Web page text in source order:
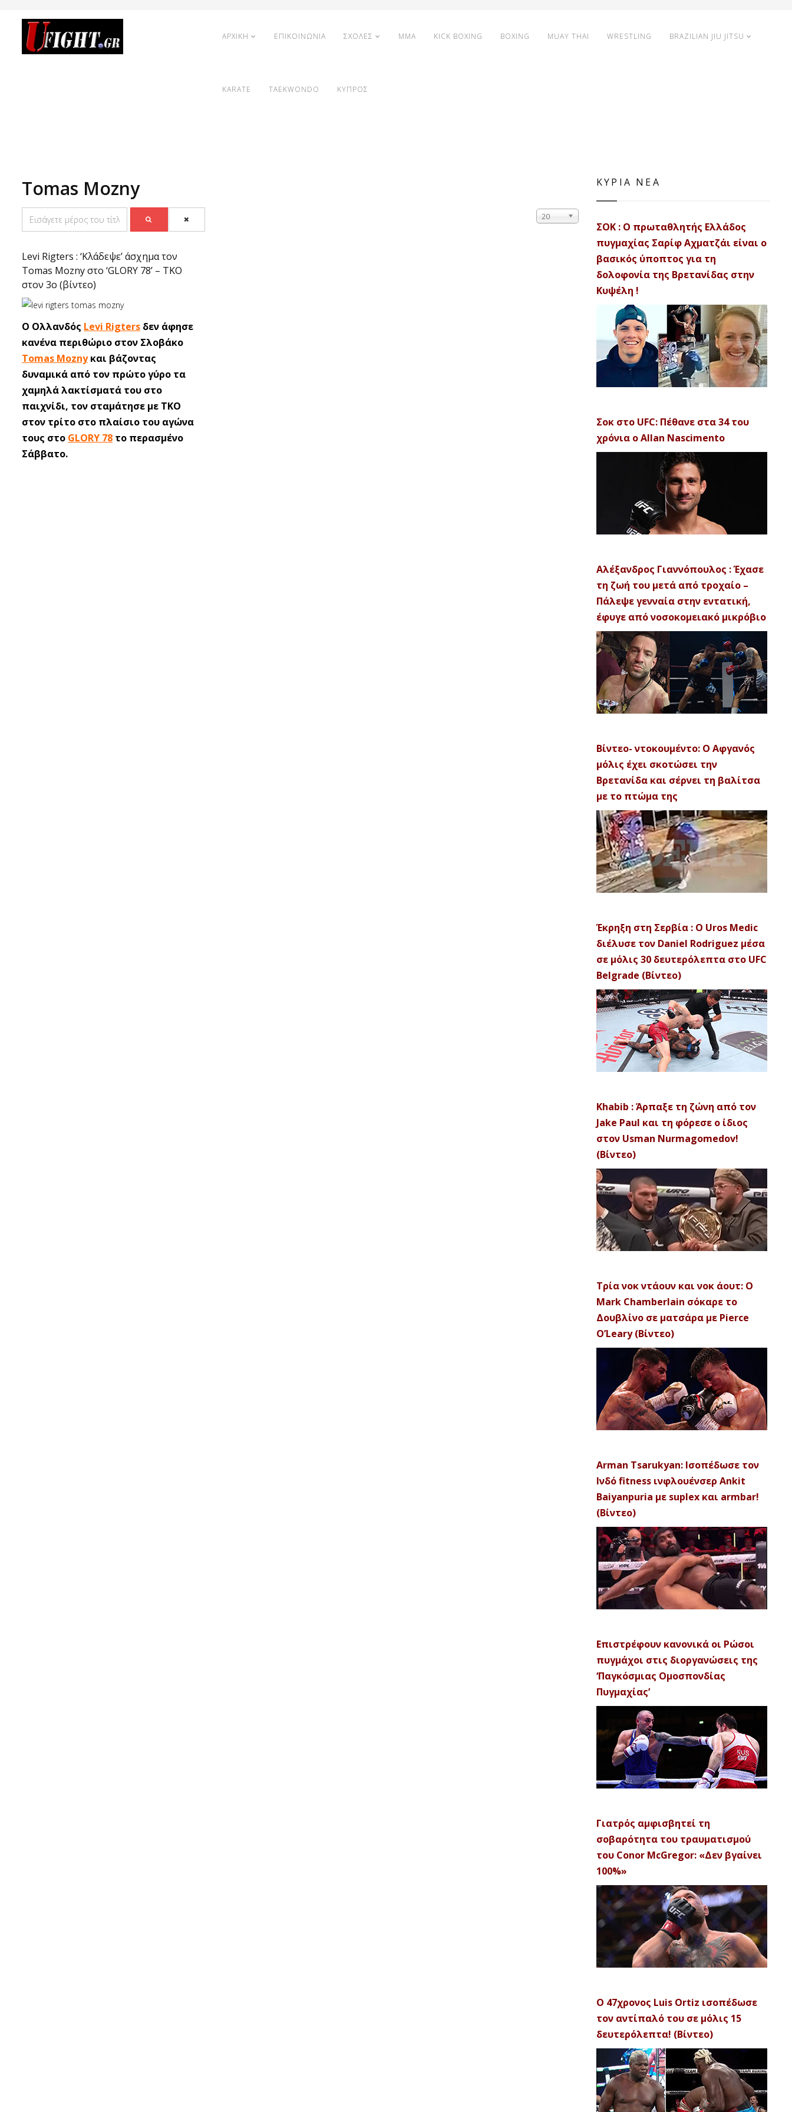
ΑΡΧΙΚΗ ΕΠΙΚΟΙΝΩΝΙΑ ΣΧΟΛΕΣ MMA KICK BOXING BOXING MUAY THAI WRESTLING BRAZILIAN JIU JITSU
KARATE TAEKWONDO ΚΥΠΡΟΣ
Tomas Mozny
20
Levi Rigters : ‘Κλάδεψε’ άσχημα τον
Tomas Mozny στο ‘GLORY 78’ – TKO
στον 3ο (βίντεο)
Ο Ολλανδός Levi Rigters δεν άφησε
κανένα περιθώριο στον Σλοβάκο
Tomas Moznyκαι βάζοντας
δυναμικά από τον πρώτο γύρο τα
χαμηλά λακτίσματά του στο
παιχνίδι, τον σταμάτησε με ΤΚΟ
στον τρίτο στο πλαίσιο του αγώνα
τους στο GLORY 78 το περασμένο
Σάββατο.
ΚΥΡΙΑ ΝΕΑ
ΣΟΚ : Ο πρωταθλητής Ελλάδος
πυγμαχίας Σαρίφ Αχματζάι είναι ο
βασικός ύποπτος για τη
δολοφονία της Βρετανίδας στην
Κυψέλη !
Σοκ στο UFC: Πέθανε στα 34 του
χρόνια ο Allan Nascimento
Αλέξανδρος Γιαννόπουλος : Έχασε
τη ζωή του μετά από τροχαίο –
Πάλεψε γενναία στην εντατική,
έφυγε από νοσοκομειακό μικρόβιο
Βίντεο- ντοκουμέντο: Ο Αφγανός
μόλις έχει σκοτώσει την
Βρετανίδα και σέρνει τη βαλίτσα
με το πτώμα της
Έκρηξη στη Σερβία : Ο Uros Medic
διέλυσε τον Daniel Rodriguez μέσα
σε μόλις 30 δευτερόλεπτα στο UFC
Belgrade (Βίντεο)
Khabib : Άρπαξε τη ζώνη από τον
Jake Paul και τη φόρεσε ο ίδιος
στον Usman Nurmagomedov!
(Βίντεο)
Τρία νοκ ντάουν και νοκ άουτ: Ο
Mark Chamberlain σόκαρε το
Δουβλίνο σε ματσάρα με Pierce
O’Leary (Βίντεο)
Arman Tsarukyan: Ισοπέδωσε τον
Ινδό fitness ινφλουένσερ Ankit
Baiyanpuria με suplex και armbar!
(Βίντεο)
Επιστρέφουν κανονικά οι Ρώσοι
πυγμάχοι στις διοργανώσεις της
‘Παγκόσμιας Ομοσπονδίας
Πυγμαχίας’
Γιατρός αμφισβητεί τη
σοβαρότητα του τραυματισμού
του Conor McGregor: «Δεν βγαίνει
100%»
Ο 47χρονος Luis Ortiz ισοπέδωσε
τον αντίπαλό του σε μόλις 15
δευτερόλεπτα! (Βίντεο)